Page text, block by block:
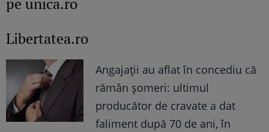
Libertatea.ro
Angajații au aflat în concediu că
rămân șomeri: ultimul
producător de cravate a dat
faliment după 70 de ani, în